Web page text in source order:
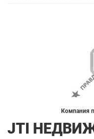
Компания
JTI